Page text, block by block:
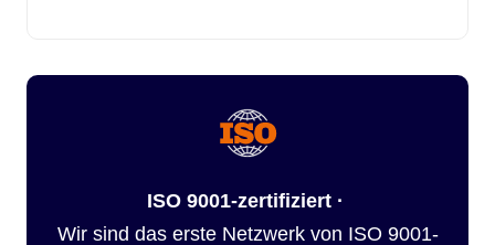
ISO 9001-zertifiziert ·
Wir sind das erste Netzwerk von ISO 9001-